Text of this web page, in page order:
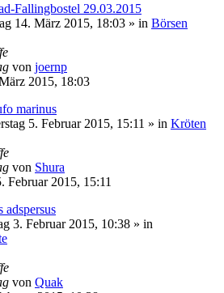
Fallingbostel 29.03.2015
14. März 2015, 18:03 » in Börsen
von joernp
2015, 18:03
marinus
5. Februar 2015, 15:11 » in Kröten
von Shura
Februar 2015, 15:11
adspersus
3. Februar 2015, 10:38 » in
von Quak